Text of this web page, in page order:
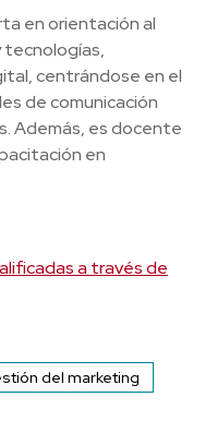
en orientación al
tecnologías,
centrándose en el
de comunicación
Además, es docente
en
a través de
del marketing